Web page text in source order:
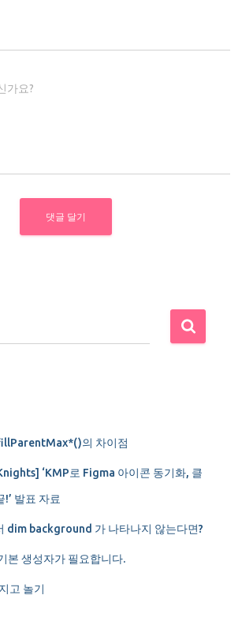
가요?
의 차이점
‘KMP로 Figma 아이콘 동기화, 클
!’ 발표 자료
dim background 가 나타나지 않는다면?
본 생성자가 필요합니다.
고 놀기